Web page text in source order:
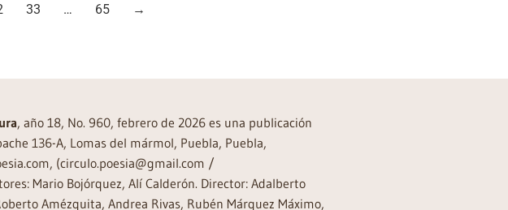
33 … 65 →
, año 18, No. 960, febrero de 2026 es una publicación
136-A, Lomas del mármol, Puebla, Puebla,
(circulo.poesia@gmail.com /
Mario Bojórquez, Alí Calderón. Director: Adalberto
Amézquita, Andrea Rivas, Rubén Márquez Máximo,